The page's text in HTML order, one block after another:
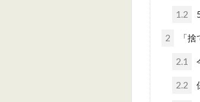
1.2
2 「
2.1
2.2